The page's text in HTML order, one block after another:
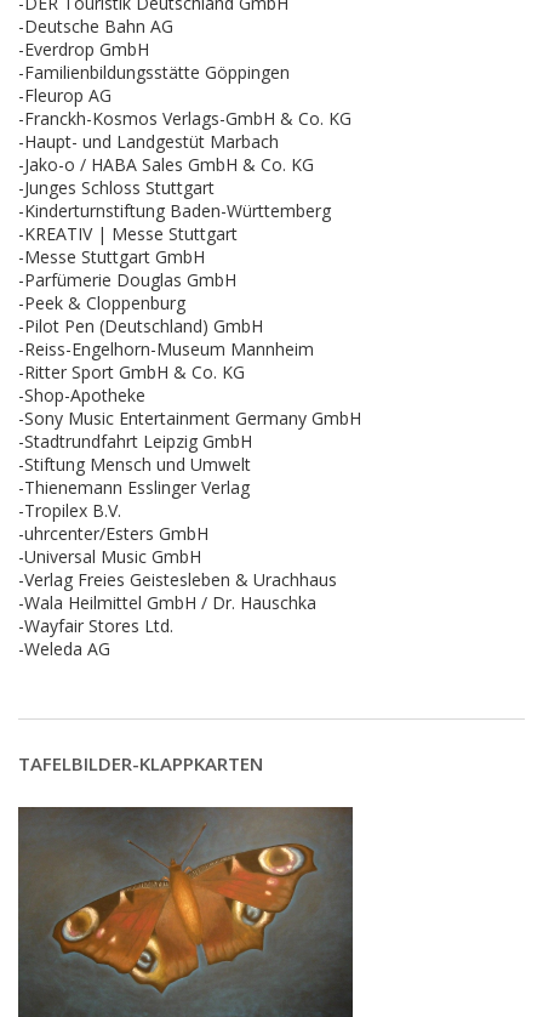
-Deutsche Bahn AG
-Everdrop GmbH
-Familienbildungsstätte Göppingen
-Fleurop AG
-Franckh-Kosmos Verlags-GmbH & Co. KG
-Haupt- und Landgestüt Marbach
-Jako-o / HABA Sales GmbH & Co. KG
-Junges Schloss Stuttgart
-Kinderturnstiftung Baden-Württemberg
-KREATIV | Messe Stuttgart
-Messe Stuttgart GmbH
-Parfümerie Douglas GmbH
-Peek & Cloppenburg
-Pilot Pen (Deutschland) GmbH
-Reiss-Engelhorn-Museum Mannheim
-Ritter Sport GmbH & Co. KG
-Shop-Apotheke
-Sony Music Entertainment Germany GmbH
-Stadtrundfahrt Leipzig GmbH
-Stiftung Mensch und Umwelt
-Thienemann Esslinger Verlag
-Tropilex B.V.
-uhrcenter/Esters GmbH
-Universal Music GmbH
-Verlag Freies Geistesleben & Urachhaus
-Wala Heilmittel GmbH / Dr. Hauschka
-Wayfair Stores Ltd.
-Weleda AG
TAFELBILDER-KLAPPKARTEN